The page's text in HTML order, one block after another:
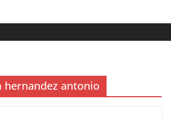
hernandez antonio